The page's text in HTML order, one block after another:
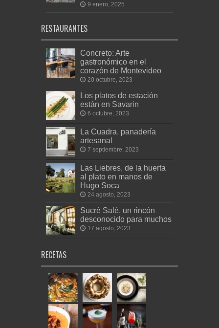
9 enero, 2025
RESTAURANTES
Concreto: Arte
gastronómico en el
corazón de Montevideo
20 octubre, 2023
Los platos de estación
están en Savarin
6 octubre, 2023
La Cuadra, panadería
artesanal
7 septiembre, 2023
Las Liebres, de la huerta
al plato en manos de
Hugo Soca
24 agosto, 2023
Sucré Salé, un rincón
desconocido para muchos
17 agosto, 2023
RECETAS